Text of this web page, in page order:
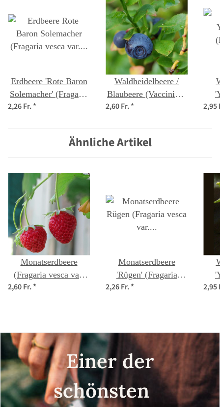
Erdbeere 'Rote Baron
Solemacher' (Fragaria
vesca var.
2,26 Fr.*
Waldheidelbeere /
Blaubeere (Vaccinium
myrtillus) Bio Saatgut
2,60 Fr.* 2,95
Ähnliche Artikel
Monatserdbeere
(Fragaria vesca var.
semperflorens) Bio
2,60 Fr.*
Monatserdbeere
'Rügen' (Fragaria
vesca var.
2,26 Fr.* 2,95
Einer der
schönsten